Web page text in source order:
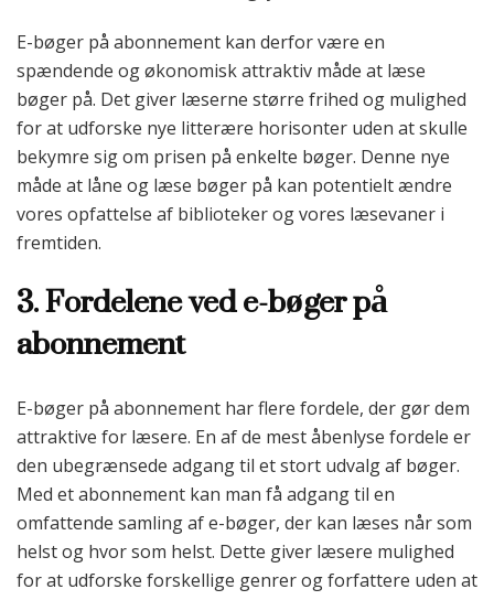
E-bøger på abonnement kan derfor være en
spændende og økonomisk attraktiv måde at læse
bøger på. Det giver læserne større frihed og mulighed
for at udforske nye litterære horisonter uden at skulle
bekymre sig om prisen på enkelte bøger. Denne nye
måde at låne og læse bøger på kan potentielt ændre
vores opfattelse af biblioteker og vores læsevaner i
fremtiden.
3. Fordelene ved e-bøger på
abonnement
E-bøger på abonnement har flere fordele, der gør dem
attraktive for læsere. En af de mest åbenlyse fordele er
den ubegrænsede adgang til et stort udvalg af bøger.
Med et abonnement kan man få adgang til en
omfattende samling af e-bøger, der kan læses når som
helst og hvor som helst. Dette giver læsere mulighed
for at udforske forskellige genrer og forfattere uden at